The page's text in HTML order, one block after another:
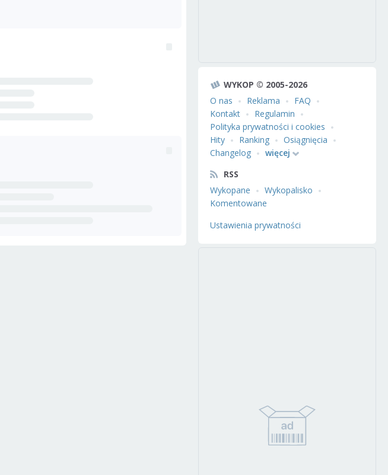
WYKOP © 2005-2026
O nas
Reklama
FAQ
Kontakt
Regulamin
Polityka prywatności i cookies
Hity
Ranking
Osiągnięcia
Changelog
więcej
RSS
Wykopane
Wykopalisko
Komentowane
Ustawienia prywatności